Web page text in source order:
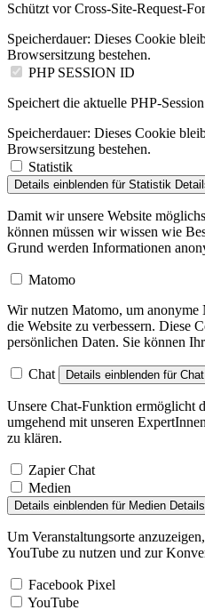
Schützt vor Cross-Site-Request-
Speicherdauer: Dieses Cookie
Browsersitzung bestehen.
PHP SESSION ID
Speichert die aktuelle PHP-
Speicherdauer: Dieses Cookie
Browsersitzung bestehen.
Statistik
Details einblenden für Statistik
Damit wir unsere Website
können müssen wir wissen wie
Grund werden Informationen
Matomo
Wir nutzen Matomo, um anonyme
die Website zu verbessern. Diese
persönlichen Daten. Sie können
Chat Details einblenden für Chat
Unsere Chat-Funktion ermöglicht
umgehend mit unseren
zu klären.
Zapier Chat
Medien
Details einblenden für Medien
Um Veranstaltungsorte
YouTube zu nutzen und zur
Facebook Pixel
YouTube